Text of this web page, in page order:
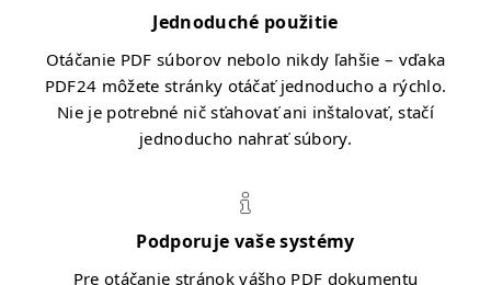
Jednoduché použitie
Otáčanie PDF súborov nebolo nikdy ľahšie – vďaka
PDF24 môžete stránky otáčať jednoducho a rýchlo.
Nie je potrebné nič sťahovať ani inštalovať, stačí
jednoducho nahrať súbory.
Podporuje vaše systémy
Pre otáčanie stránok vášho PDF dokumentu